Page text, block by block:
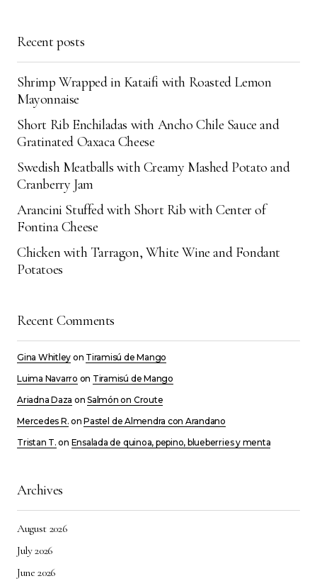
Save my name, email, and website in this
browser for the next time I comment.
Submit Comment
Recent posts
Shrimp Wrapped in Kataifi with Roasted Lemon
Mayonnaise
Short Rib Enchiladas with Ancho Chile Sauce and
Gratinated Oaxaca Cheese
Swedish Meatballs with Creamy Mashed Potato and
Cranberry Jam
Arancini Stuffed with Short Rib with Center of
Fontina Cheese
Chicken with Tarragon, White Wine and Fondant
Potatoes
Recent Comments
Gina Whitley on Tiramisú de Mango
Luima Navarro on Tiramisú de Mango
Ariadna Daza onSalmón on Croute
Mercedes R. onPastel de Almendra con Arandano
Tristan T. on Ensalada de quinoa, pepino, blueberries y menta
Archives
August 2026
July 2026
June 2026